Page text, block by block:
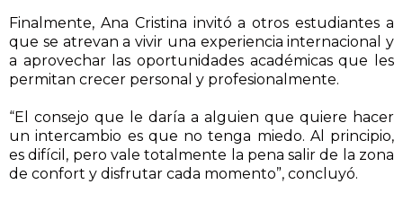
Finalmente, Ana Cristina invitó a otros estudiantes a
que se atrevan a vivir una experiencia internacional y
a aprovechar las oportunidades académicas que les
permitan crecer personal y profesionalmente.
“El consejo que le daría a alguien que quiere hacer
un intercambio es que no tenga miedo. Al principio,
es difícil, pero vale totalmente la pena salir de la zona
de confort y disfrutar cada momento”, concluyó.